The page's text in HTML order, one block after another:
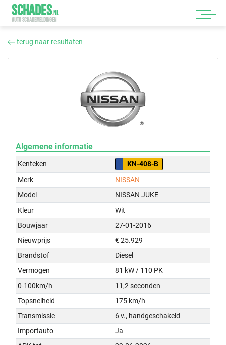
SCHADES.NL
AUTO SCHADEMELDINGEN
terug naar resultaten
Algemene informatie
Kenteken
KN-408-B
Merk
NISSAN
Model
NISSAN JUKE
Kleur
Wit
Bouwjaar
27-01-2016
Nieuwprijs
€ 25.929
Brandstof
Diesel
Vermogen
81 kW / 110 PK
0-100km/h
11,2 seconden
Topsnelheid
175 km/h
Transmissie
6 v., handgeschakeld
Importauto
Ja